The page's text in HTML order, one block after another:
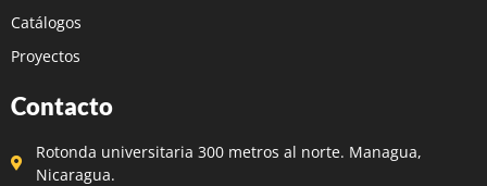
Catálogos
Proyectos
Contacto
Rotonda universitaria 300 metros al norte. Managua,
Nicaragua.